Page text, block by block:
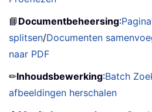
📘 Documentbeheersing:
splitsen/Documenten
naar PDF
✏Inhoudsbewerking:Batch
afbeeldingen herschalen